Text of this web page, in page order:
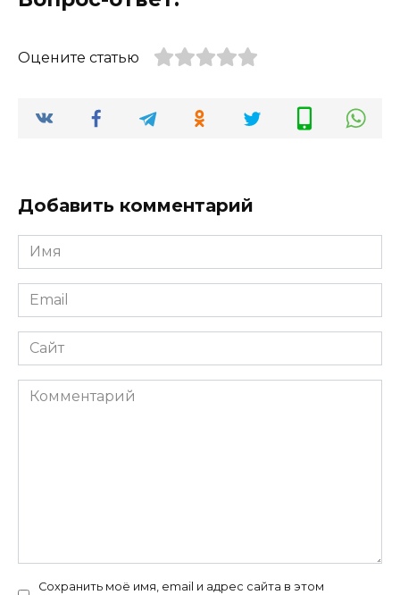
Оцените статью
Добавить комментарий
Имя
*
Email
*
Сайт
Комментарий
Сохранить моё имя, email и адрес сайта в этом